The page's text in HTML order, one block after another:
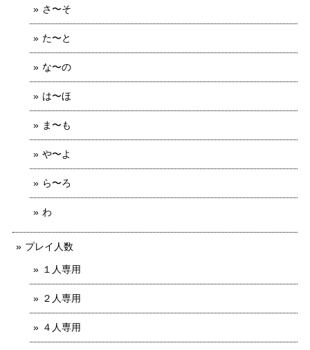
さ〜そ
た〜と
な〜の
は〜ほ
ま〜も
や〜よ
ら〜ろ
わ
プレイ人数
１人専用
２人専用
４人専用